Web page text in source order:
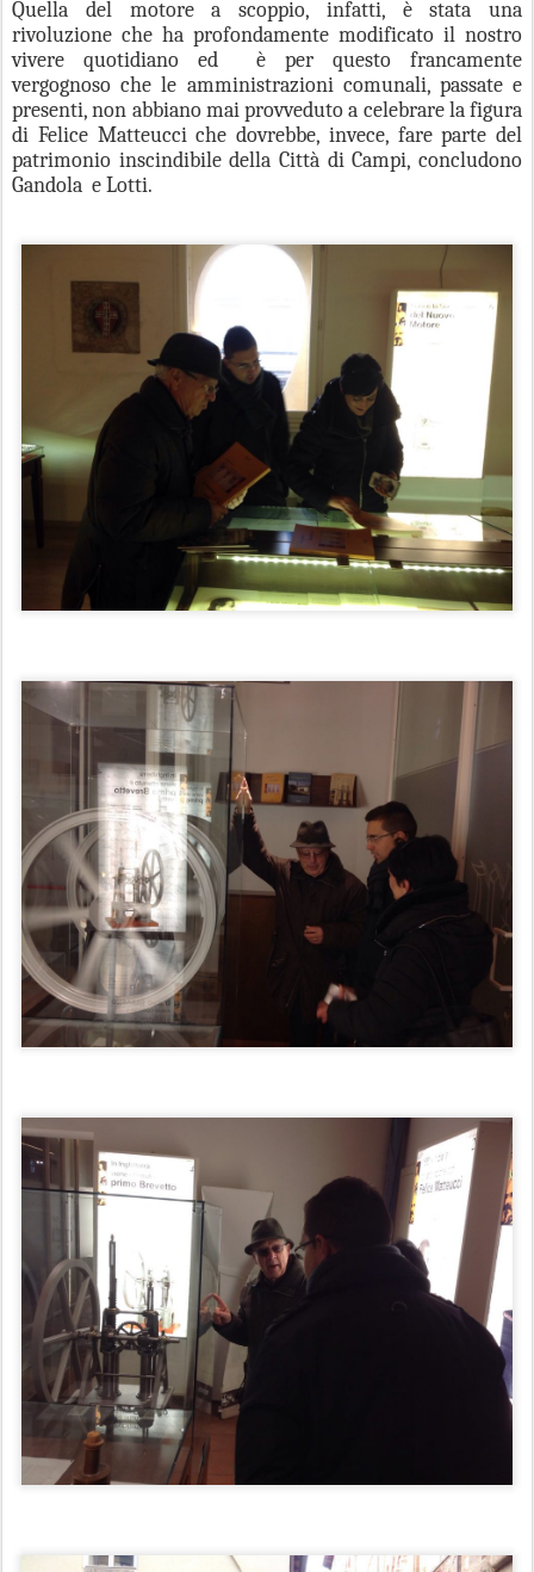
Quella del motore a scoppio, infatti, è stata una
rivoluzione che ha profondamente modificato il nostro
vivere quotidiano ed è per questo francamente
vergognoso che le amministrazioni comunali, passate e
presenti, non abbiano mai provveduto a celebrare la figura
di Felice Matteucci che dovrebbe, invece, fare parte del
patrimonio inscindibile della Città di Campi, concludono
Gandola e Lotti.